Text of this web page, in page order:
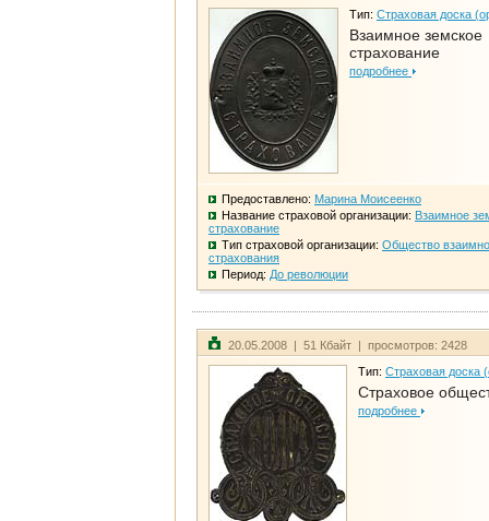
Тип: Страховая доска
Взаимное земское
страхование
подробнее
Предоставлено: Марина Моисеенко
Название страховой организации: Взаимное
страхование
Тип страховой организации: Общество
страхования
Период: До революции
20.05.2008 | 51 Кбайт | просмотров: 2428
Тип: Страховая доска
Страховое
подробнее